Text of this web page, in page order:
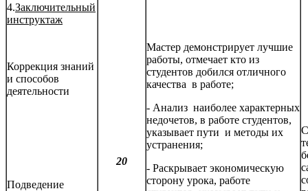
4.Заключительный
инструктаж
Коррекция знаний
и способов
деятельности
Подведение
20
Мастер демонстрирует лучшие
работы, отмечает кто из
студентов добился отличного
качества в работе;
- Анализ наиболее характерных
недочетов, в работе студентов,
указывает пути и методы их
устранения;
- Раскрывает экономическую
сторону урока, работе